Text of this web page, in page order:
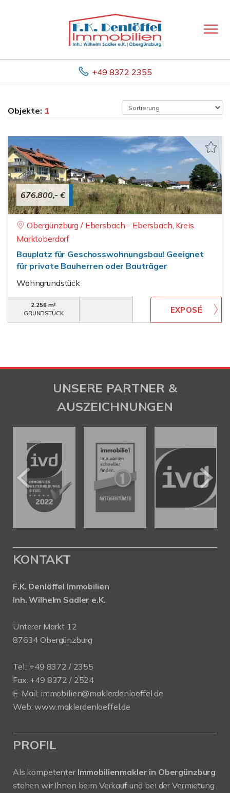
+49 8372 2355
Objekte: 1
676.800,- €
Obergünzburg / Ebersbach - Ebersbach, Kreis
Marktoberdorf
Bauplatz für Geschosswohnungsbau! Geeignet
für private Bauherren oder Bauträger
Wohngrundstück
2.256 m²
GRUNDSTÜCK
UNSERE PARTNER &
AUSZEICHNUNGEN
KONTAKT
F.K. Denlöffel Immobilien
Inh. Wilhelm Sadler e.K.
Unterer Markt 12
87634 Obergünzburg
Tel.: +49 8372 / 2355
Fax: +49 8372 / 2524
E-Mail: immobilien@maklerdenloeffel.de
Web:www.maklerdenloeffel.de
PROFIL
Als kompetenter Immobilienmakler in Obergünzburg
stehen wir Ihnen beim Verkauf und bei der Vermietung